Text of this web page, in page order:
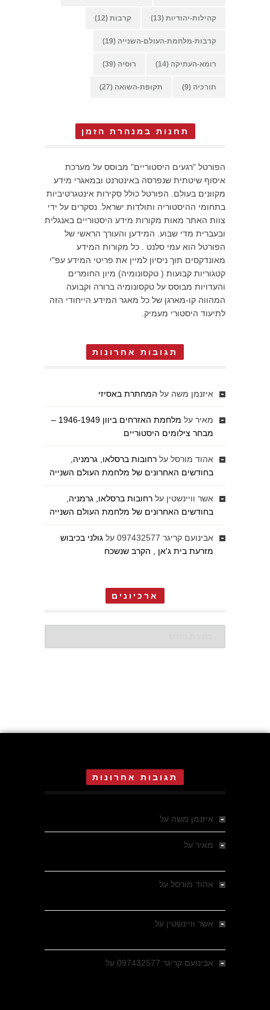
קהילות-יהודיות (13) קרבות (12)
קרבות-מלחמת-העולם-השנייה (19)
רומא-העתיקה (14) רוסיה (39)
תורכיה (9) תקופת-השואה (27)
תחנות במנהרת הזמן
הפורטל "רגעים היסטוריים" מבוסס על מערכת
איסוף שיטתית שנפרסה באינטרנט ובמאגרי מידע
מקוונים בעולם. הפורטל כולל סקירות אינטגרטיביות
בתחומי ההיסטוריה ותולדות ישראל. נסקרים על ידי
צוות האתר מאות מקורות מידע היסטוריים באנגלית
ובעברית מדי שבוע. המידען והעורך הראשי של
הפורטל הוא עמי סלנט . כל מקורות המידע
מאונדקסים תוך ניסיון למיין את פריטי המידע עפ"י
קטגוריות קבועות ( טקסונומיה) מיון החומרים
והעדויות מבוסס על טקסונומיה ברורה וקבועה
המהווה קו-מארגן של כל מאגר המידע הייחודי הזה
לתיעוד היסטורי מעמיק.
תגובות אחרונות
איזנמן משה על המחתרת באסיזי
מאיר על
מלחמת האזרחים ביוון 1946-1949 –
מבחר צילומים היסטוריים
אהוד מורסל על רחובות ברסלאו, גרמניה,
בחודשים האחרונים של מלחמת העולם השנייה
אשר וויינשטין על רחובות ברסלאו, גרמניה,
בחודשים האחרונים של מלחמת העולם השנייה
אבינועם קריגר 097432577 על גולני בכיבוש
מזרעת בית ג'אן , הקרב שנשכח
ארכיונים
תגובות אחרונות
איזנמן משה על
מאיר על
אהוד מורסל על
אשר וויינשטין על
אבינועם קריגר 097432577 על